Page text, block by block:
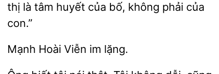
là tâm huyết của
không phải
con.”
Mạnh lặng.